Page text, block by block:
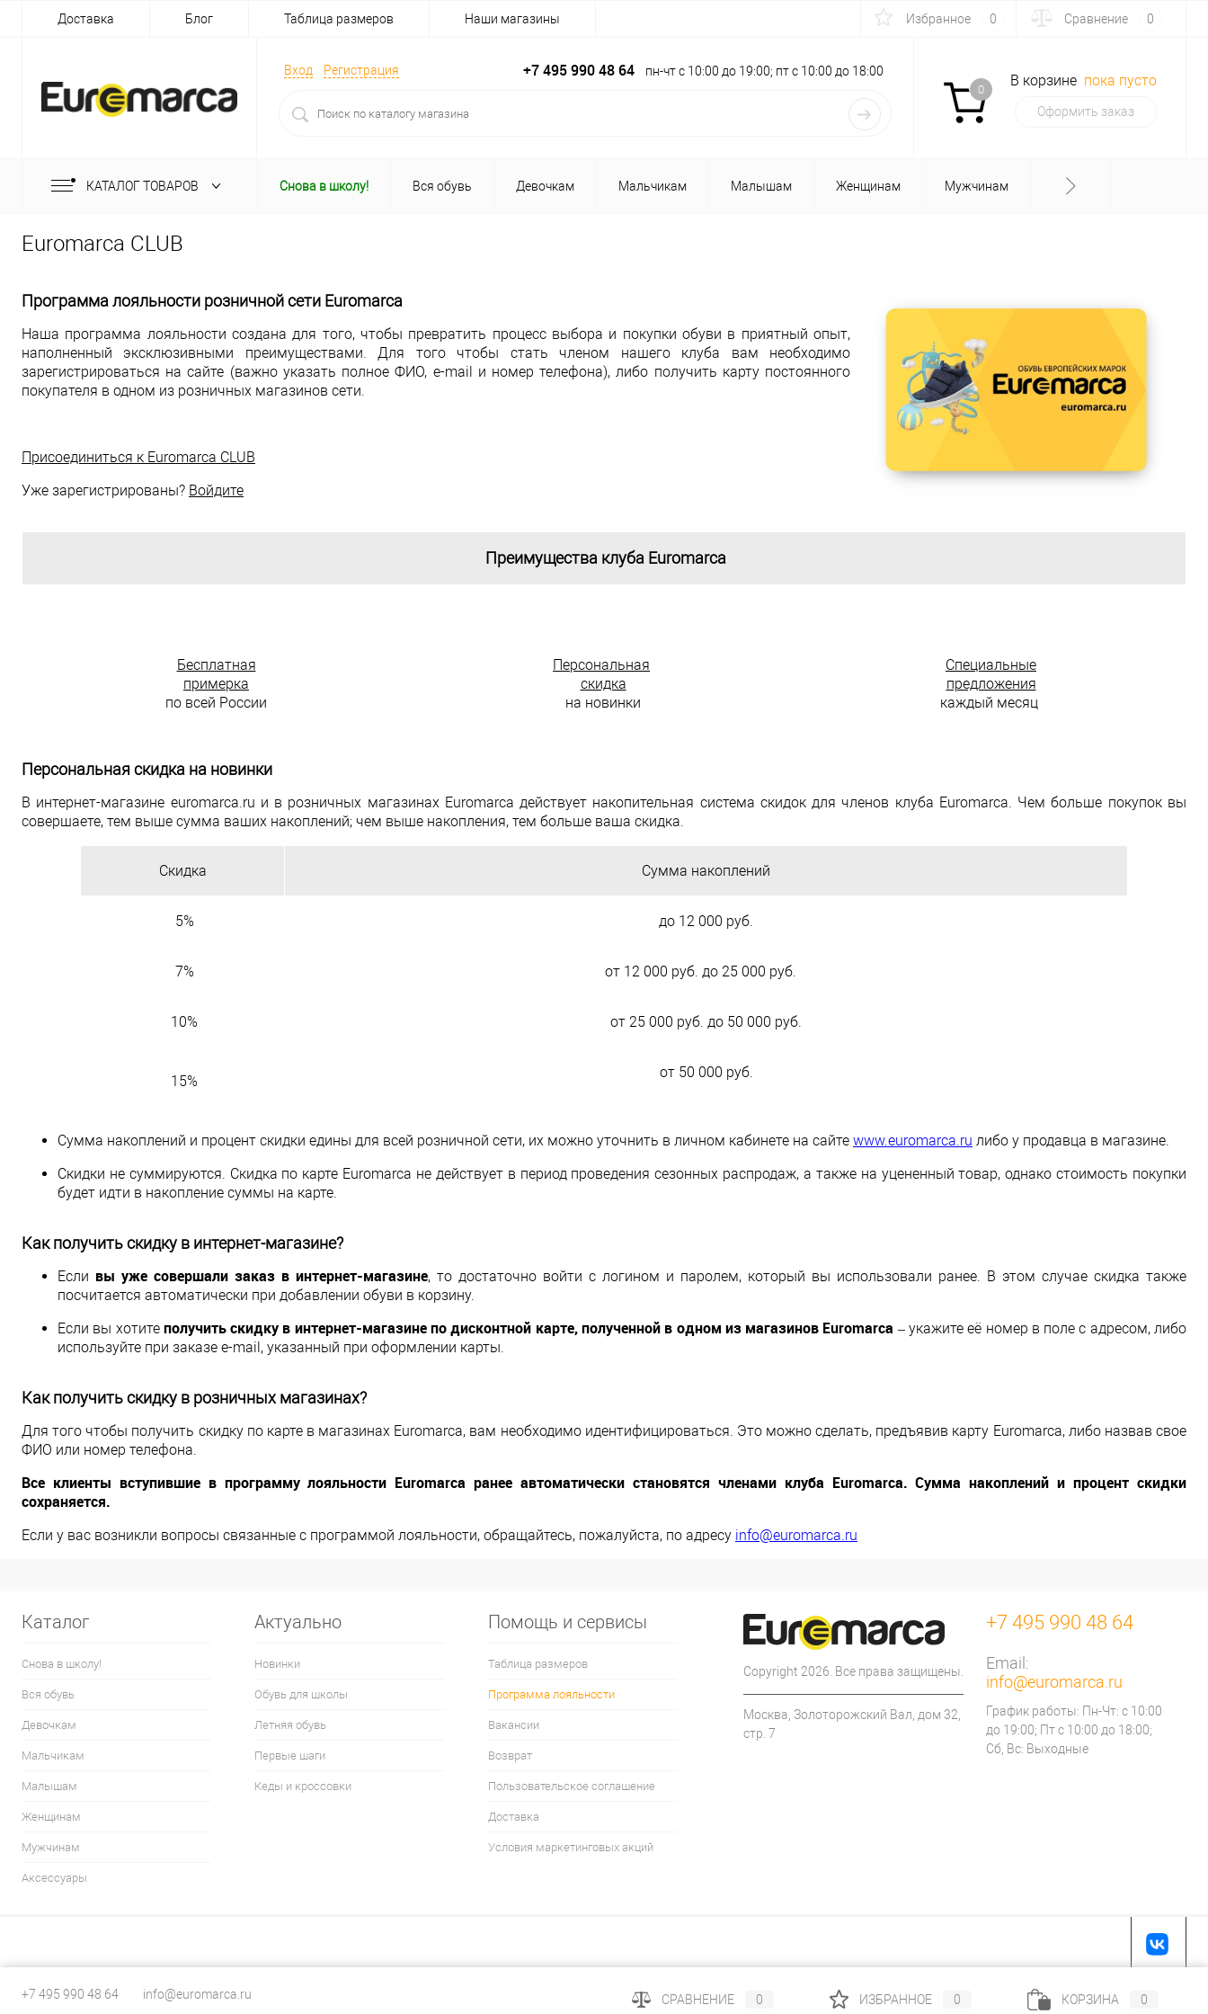
Доставка Блог Таблица размеров Наши магазины Избранное 0 Сравнение 0
Вход Регистрация +7 495 990 48 64 пн-чт с 10:00 до 19:00; пт с 10:00 до 18:00
0
В корзине пока пусто
Оформить заказ
КАТАЛОГ ТОВАРОВ Снова в школу! Вся обувь Девочкам Мальчикам Малышам Женщинам Мужчинам
Euromarca CLUB
Программа лояльности розничной сети Euromarca
Наша программа лояльности создана для того, чтобы превратить процесс выбора и покупки обуви в приятный опыт,
наполненный эксклюзивными преимуществами. Для того чтобы стать членом нашего клуба вам необходимо
зарегистрироваться на сайте (важно указать полное ФИО, e-mail и номер телефона), либо получить карту постоянного
покупателя в одном из розничных магазинов сети.
Присоединиться к Euromarca CLUB
Уже зарегистрированы? Войдите
Преимущества клуба Euromarca
Бесплатная
примерка
по всей России
Персональная
скидка
на новинки
Специальные
предложения
каждый месяц
Персональная скидка на новинки
В интернет-магазине euromarca.ru и в розничных магазинах Euromarca действует накопительная система скидок для членов клуба Euromarca. Чем больше покупок вы
совершаете, тем выше сумма ваших накоплений; чем выше накопления, тем больше ваша скидка.
Скидка Сумма накоплений
5% до 12 000 руб.
7% от 12 000 руб. до 25 000 руб.
10% от 25 000 руб. до 50 000 руб.
15%
от 50 000 руб.
Сумма накоплений и процент скидки едины для всей розничной сети, их можно уточнить в личном кабинете на сайте www.euromarca.ru либо у продавца в магазине.
Скидки не суммируются. Скидка по карте Euromarca не действует в период проведения сезонных распродаж, а также на уцененный товар, однако стоимость покупки
будет идти в накопление суммы на карте.
Как получить скидку в интернет-магазине?
Если вы уже совершали заказ в интернет-магазине, то достаточно войти с логином и паролем, который вы использовали ранее. В этом случае скидка также
посчитается автоматически при добавлении обуви в корзину.
Если вы хотите получить скидку в интернет-магазине по дисконтной карте, полученной в одном из магазинов Euromarca – укажите её номер в поле с адресом, либо
используйте при заказе e-mail, указанный при оформлении карты.
Как получить скидку в розничных магазинах?
Для того чтобы получить скидку по карте в магазинах Euromarca, вам необходимо идентифицироваться. Это можно сделать, предъявив карту Euromarca, либо назвав свое
ФИО или номер телефона.
Все клиенты вступившие в программу лояльности Euromarca ранее автоматически становятся членами клуба Euromarca. Сумма накоплений и процент скидки
сохраняется.
Если у вас возникли вопросы связанные с программой лояльности, обращайтесь, пожалуйста, по адресу info@euromarca.ru
Каталог
Снова в школу!
Вся обувь
Девочкам
Мальчикам
Малышам
Женщинам
Мужчинам
Аксессуары
Актуально
Новинки
Обувь для школы
Летняя обувь
Первые шаги
Кеды и кроссовки
Помощь и сервисы
Таблица размеров
Программа лояльности
Вакансии
Возврат
Пользовательское соглашение
Доставка
Условия маркетинговых акций
Copyright 2026. Все права защищены.
Москва, Золоторожский Вал, дом 32,
стр. 7
+7 495 990 48 64
Email:
info@euromarca.ru
График работы: Пн-Чт: с 10:00
до 19:00; Пт с 10:00 до 18:00;
Сб, Вс: Выходные
+7 495 990 48 64 info@euromarca.ru СРАВНЕНИЕ 0 ИЗБРАННОЕ 0 КОРЗИНА 0